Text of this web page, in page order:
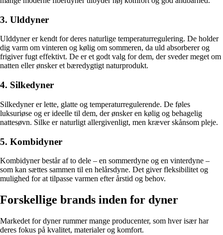
3. Ulddyner
Ulddyner er kendt for deres naturlige temperaturregulering. De holder
dig varm om vinteren og kølig om sommeren, da uld absorberer og
frigiver fugt effektivt. De er et godt valg for dem, der sveder meget om
natten eller ønsker et bæredygtigt naturprodukt.
4. Silkedyner
Silkedyner er lette, glatte og temperaturregulerende. De føles
luksuriøse og er ideelle til dem, der ønsker en kølig og behagelig
nattesøvn. Silke er naturligt allergivenligt, men kræver skånsom pleje.
5. Kombidyner
Kombidyner består af to dele – en sommerdyne og en vinterdyne –
som kan sættes sammen til en helårsdyne. Det giver fleksibilitet og
mulighed for at tilpasse varmen efter årstid og behov.
Forskellige brands inden for dyner
Markedet for dyner rummer mange producenter, som hver især har
deres fokus på kvalitet, materialer og komfort.